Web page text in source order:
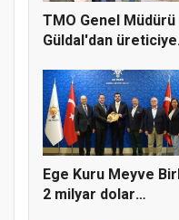
TMO Genel Müdürü
Güldal'dan üreticiye
Ege Kuru Meyve
2 milyar dolar